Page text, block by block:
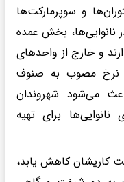
و سوپرمارکت‌ها
نانوایی‌ها، بخش عمده
و خارج از واحد‌های
سه برابری نرخ مصوب به صنوف
می‌شود شهروندان
برای تهیه
کاریشان کاهش یابد،